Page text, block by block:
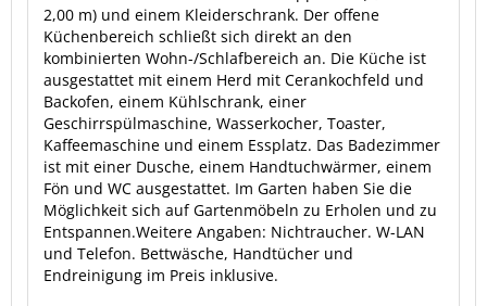
2,00 m) und einem Kleiderschrank. Der offene
Küchenbereich schließt sich direkt an den
kombinierten Wohn-/Schlafbereich an. Die Küche ist
ausgestattet mit einem Herd mit Cerankochfeld und
Backofen, einem Kühlschrank, einer
Geschirrspülmaschine, Wasserkocher, Toaster,
Kaffeemaschine und einem Essplatz. Das Badezimmer
ist mit einer Dusche, einem Handtuchwärmer, einem
Fön und WC ausgestattet. Im Garten haben Sie die
Möglichkeit sich auf Gartenmöbeln zu Erholen und zu
Entspannen.Weitere Angaben: Nichtraucher. W-LAN
und Telefon. Bettwäsche, Handtücher und
Endreinigung im Preis inklusive.